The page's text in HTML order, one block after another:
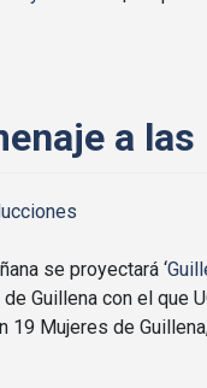
a
se proyectará ‘
Guillena con el que
19 Mujeres de